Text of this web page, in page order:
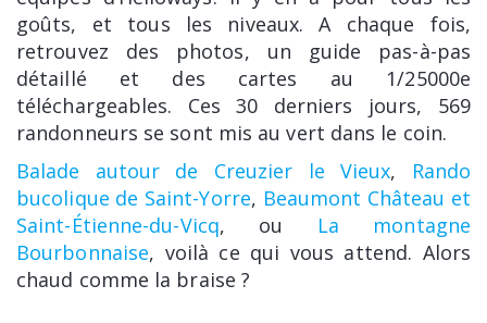
goûts, et tous les niveaux. A chaque fois,
retrouvez des photos, un guide pas-à-pas
détaillé et des cartes au 1/25000e
téléchargeables. Ces 30 derniers jours, 569
randonneurs se sont mis au vert dans le coin.
Balade autour de Creuzier le Vieux,
Rando
bucolique de Saint-Yorre, Beaumont Château et
Saint-Étienne-du-Vicq, ou La montagne
Bourbonnaise, voilà ce qui vous attend. Alors
chaud comme la braise ?